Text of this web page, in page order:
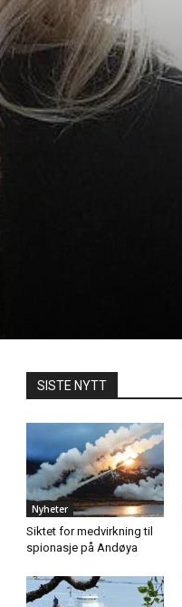
SISTE NYTT
Nyheter
Siktet for medvirkning til
spionasje på Andøya